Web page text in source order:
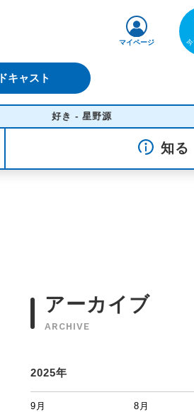
キャスト
マイページ
好き - 星野源
知る
アーカイブ
ARCHIVE
2025年
9月 8月